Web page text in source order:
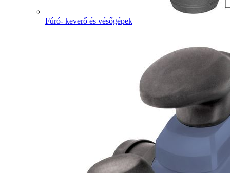
Fúró- keverő és vésőgépek